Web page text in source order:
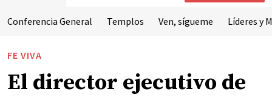
Conferencia General Templos Ven, sígueme Líderes y
FE VIVA
El director ejecutivo de